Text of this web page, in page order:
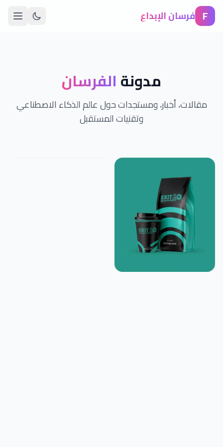
F فرسان الإبداع
مدونةالفرسان
مقالات، أخبار، ومستجدات حول عالم الذكاء الاصطناعي
وتقنيات المستقبل